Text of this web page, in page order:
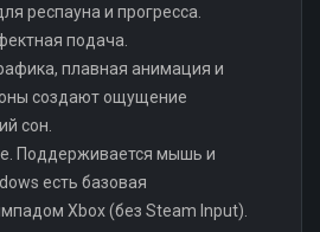
респауна и прогресса.
подача.
плавная анимация и
создают ощущение
сон.
Поддерживается мышь и
есть базовая
Xbox (без Steam Input).